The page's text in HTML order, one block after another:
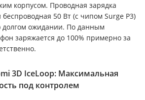
корпусом. Проводная зарядка
50 Вт (с чипом Surge P3)
долгом ожидании. По данным
заряжается до 100% примерно за
3D IceLoop: Максимальная
под контролем